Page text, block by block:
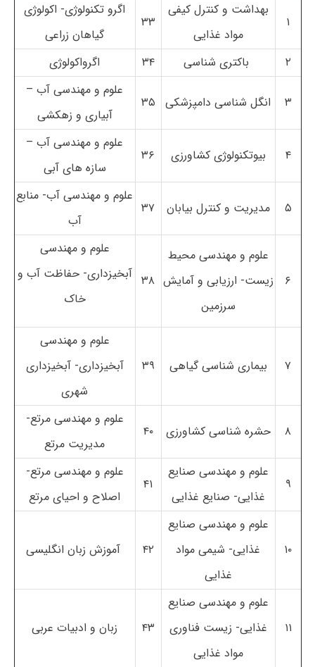
۱
بهداشت و کنترل کیفی
مواد غذایی
۳۳
اگرو تکنولوژی- اکولوژی
گیاهان زراعی
۲
باکتری شناسی ۳۴ اگرواکولوژی
۳ انگل شناسی دامپزشکی ۳۵
علوم و مهندسی آب –
آبیاری و زهکشی
۴ بیوتکنولوژی کشاورزی ۳۶
علوم و مهندسی آب –
سازه های آبی
۵ مدیریت و کنترل بیابان ۳۷
علوم و مهندسی آب- منابع
آب
۶
علوم و مهندسی محیط
زیست- ارزیابی و آمایش
سرزمین
۳۸
علوم و مهندسی
آبخیزداری- حفاظت آب و
خاک
۷ بیماری شناسی گیاهی ۳۹
علوم و مهندسی
آبخیزداری- آبخیزداری
شهری
۸ حشره شناسی کشاورزی ۴۰
علوم و مهندسی مرتع-
مدیریت مرتع
۹
علوم و مهندسی صنایع
غذایی- صنایع غذایی
۴۱
علوم و مهندسی مرتع-
اصلاح و احیای مرتع
۱۰
علوم و مهندسی صنایع
غذایی- شیمی مواد
غذایی
۴۲ آموزش زبان انگلیسی
۱۱
علوم و مهندسی صنایع
غذایی- زیست فناوری
مواد غذایی
۴۳ زبان و ادبیات عربی